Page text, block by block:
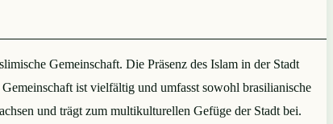
Gemeinschaft. Die Präsenz des Islam in der Stadt
ist vielfältig und umfasst sowohl brasilianische
und trägt zum multikulturellen Gefüge der Stadt bei.